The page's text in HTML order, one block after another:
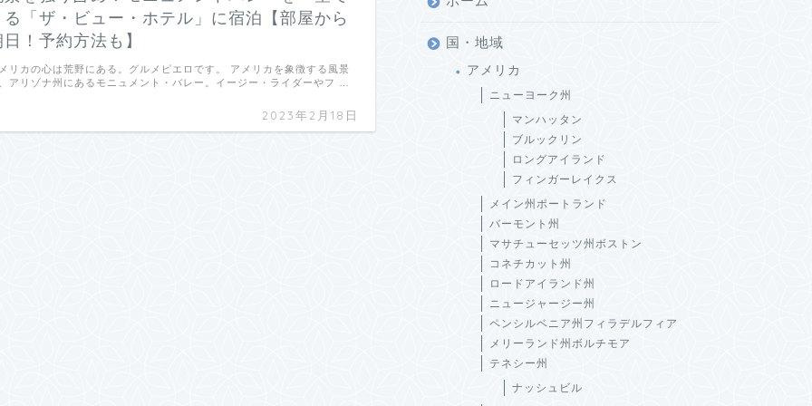
る「ザ・ビュー・ホテル」に宿泊【部屋から
日！予約方法も】
2023年2月18日
リカの心は荒野にある。グルメピエロです。 アメリカを象徴する風景
アリゾナ州にあるモニュメント・バレー。イージー・ライダーやフ …
国・地域
アメリカ
ニューヨーク州
マンハッタン
ブルックリン
ロングアイランド
フィンガーレイクス
メイン州ポートランド
バーモント州
マサチューセッツ州ボストン
コネチカット州
ロードアイランド州
ニュージャージー州
ペンシルベニア州フィラデルフィア
メリーランド州ボルチモア
テネシー州
ナッシュビル